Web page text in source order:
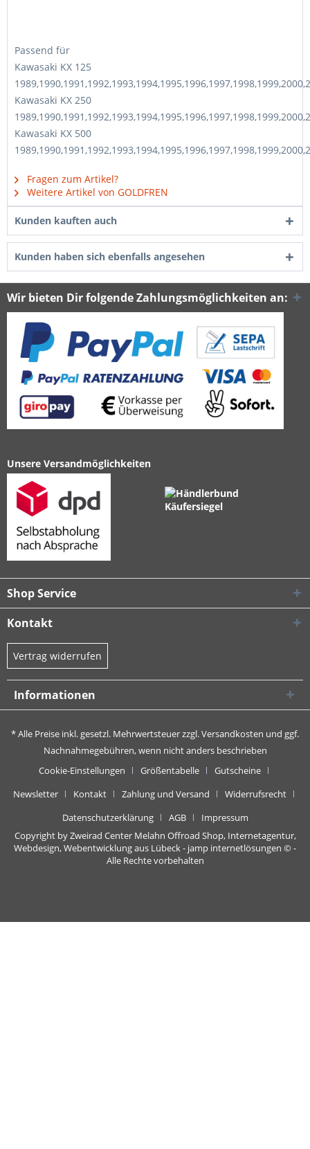
Passend für
Kawasaki KX 125
Kawasaki KX 250
Kawasaki KX 500
Fragen zum Artikel?
Weitere Artikel von GOLDFREN
Kunden kauften auch
Kunden haben sich ebenfalls angesehen
Wir bieten Dir folgende Zahlungsmöglichkeiten an:
Unsere Versandmöglichkeiten
Shop Service
Kontakt
Vertrag widerrufen
Informationen
* Alle Preise inkl. gesetzl. Mehrwertsteuer zzgl.Versandkosten und ggf.
Nachnahmegebühren, wenn nicht anders beschrieben
Cookie-Einstellungen
Größentabelle
Gutscheine
Newsletter
Kontakt Zahlung und Versand
Widerrufsrecht
Datenschutzerklärung
AGB
Impressum
Copyright by Zweirad Center Melahn Offroad Shop, Internetagentur,
Webdesign, Webentwicklung aus Lübeck - jamp internetlösungen © -
Alle Rechte vorbehalten